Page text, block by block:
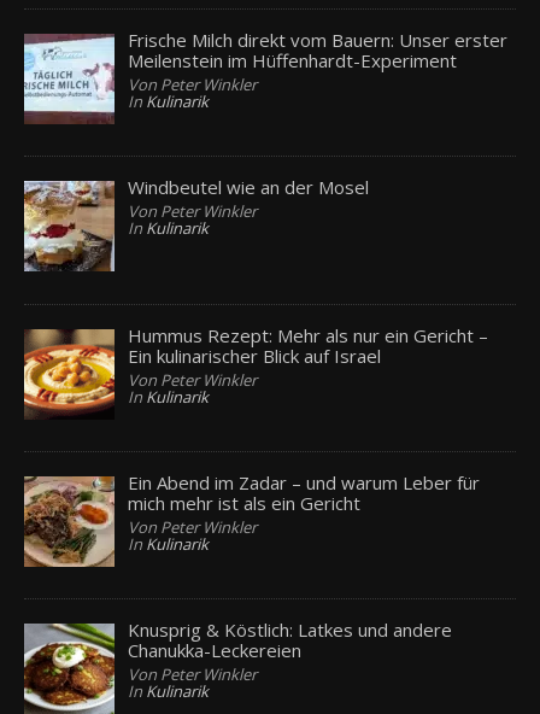
Frische Milch direkt vom Bauern: Unser erster
Meilenstein im Hüffenhardt-Experiment
Von Peter Winkler
In Kulinarik
Windbeutel wie an der Mosel
Von Peter Winkler
In Kulinarik
Hummus Rezept: Mehr als nur ein Gericht –
Ein kulinarischer Blick auf Israel
Von Peter Winkler
In Kulinarik
Ein Abend im Zadar – und warum Leber für
mich mehr ist als ein Gericht
Von Peter Winkler
In Kulinarik
Knusprig & Köstlich: Latkes und andere
Chanukka-Leckereien
Von Peter Winkler
In Kulinarik